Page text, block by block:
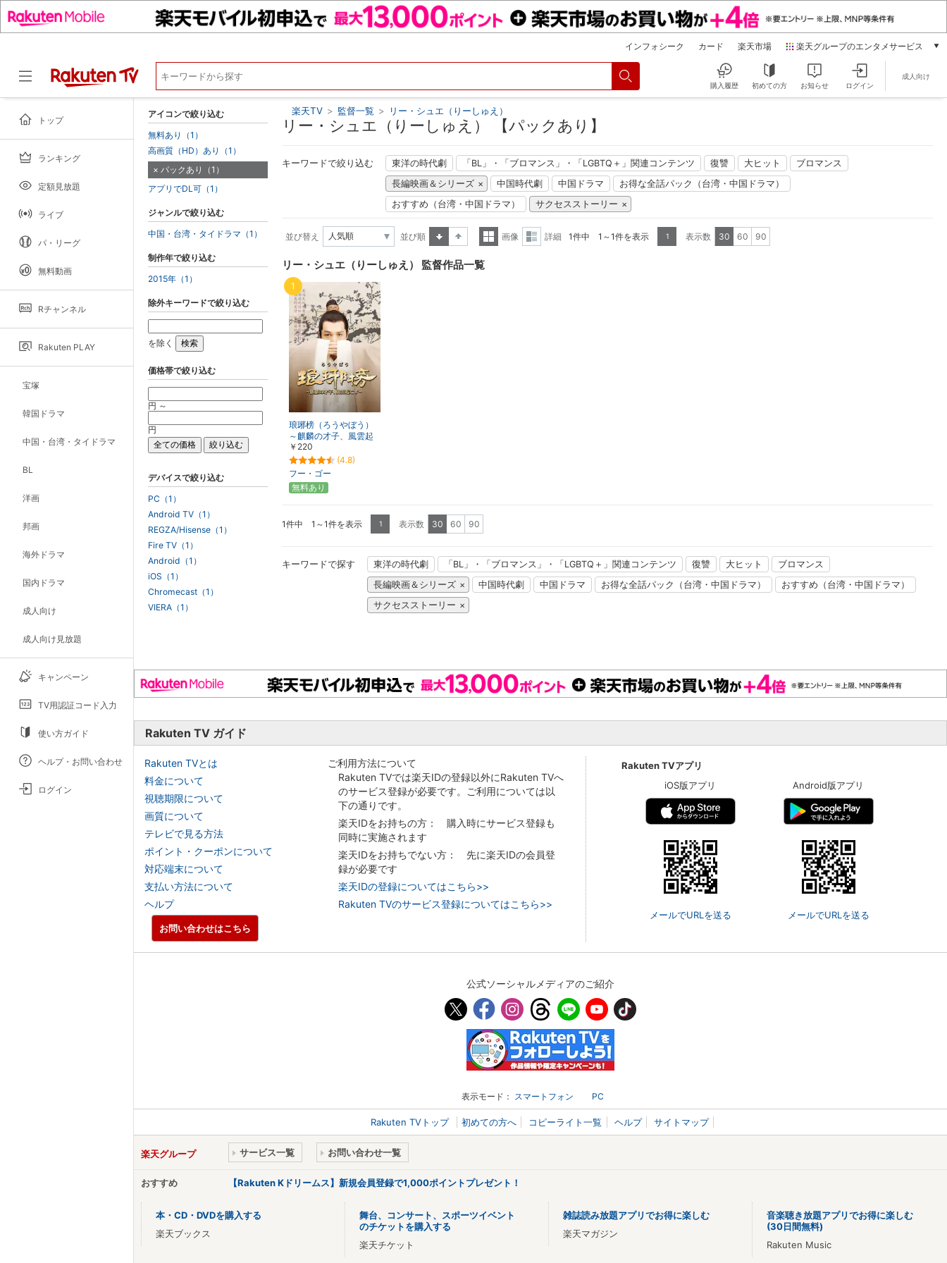
インフォシーク カード 楽天市場 楽天グループのエンタメサービス
本/ゲーム/CD/DVD
雑誌読み放題
動画配信
購入履歴 初めての方 お知らせ ログイン
成人向け
トップ
ランキング
定額見放題
ライブ
パ・リーグ
無料動画
Rチャンネル
Rakuten PLAY
宝塚
韓国ドラマ
中国・台湾・タイドラマ
BL
洋画
邦画
海外ドラマ
国内ドラマ
成人向け
成人向け見放題
キャンペーン
TV用認証コード入力
使い方ガイド
ヘルプ・お問い合わせ
ログイン
楽天TV > 監督一覧 > リー・シュエ（りーしゅえ）
リー・シュエ（りーしゅえ） 【パックあり】
キーワードで絞り込む 東洋の時代劇 「BL」・「ブロマンス」・「LGBTQ＋」関連コンテンツ 復讐 大ヒット
ブロマンス
長編映画＆シリーズ
中国時代劇 中国ドラマ
お得な全話パック（台湾・中国ドラマ）
おすすめ（台湾・中国ドラマ）
サクセスストーリー
並び替え
並び順
表示
画像
詳細 1件中 1～1件を表示 1 表示数 30 60 90
リー・シュエ（りーしゅえ） 監督作品一覧
琅琊榜（ろうやぼう）
～麒麟の才子、風雲起
こす～
￥220
(4.8)
フー・ゴー
1
無料あり
1件中 1～1件を表示 1 表示数 30 60 90
キーワードで探す 東洋の時代劇 「BL」・「ブロマンス」・「LGBTQ＋」関連コンテンツ 復讐 大ヒット
ブロマンス
長編映画＆シリーズ
中国時代劇 中国ドラマ お得な全話パック（台湾・中国ドラマ）
おすすめ（台湾・中国ドラマ）
サクセスストーリー
アイコンで絞り込む
無料あり（1）
高画質（HD）あり（1）
パックあり（1）
アプリでDL可（1）
ジャンルで絞り込む
中国・台湾・タイドラマ（1）
制作年で絞り込む
2015年（1）
除外キーワードで絞り込む
を除く
価格帯で絞り込む
円 ～
円
デバイスで絞り込む
PC（1）
Android TV（1）
REGZA/Hisense（1）
Fire TV（1）
Android（1）
iOS（1）
Chromecast（1）
VIERA（1）
Rakuten TV ガイド
Rakuten TVとは
料金について
視聴期限について
画質について
テレビで見る方法
ポイント・クーポンについて
対応端末について
支払い方法について
ヘルプ
ご利用方法について
Rakuten TVでは楽天IDの登録以外にRakuten TVへ
のサービス登録が必要です。ご利用については以
下の通りです。
楽天IDをお持ちの方： 購入時にサービス登録も
同時に実施されます
楽天IDをお持ちでない方： 先に楽天IDの会員登
録が必要です
楽天IDの登録についてはこちら>>
Rakuten TVのサービス登録についてはこちら>>
Rakuten TVアプリ
iOS版アプリ
メールでURLを送る
Android版アプリ
メールでURLを送る
お問い合わせはこちら
公式ソーシャルメディアのご紹介
表示モード： スマートフォン PC
Rakuten TVトップ 初めての方へ コピーライト一覧 ヘルプ サイトマップ
楽天グループ サービス一覧 お問い合わせ一覧
おすすめ 【Rakuten Kドリームス】新規会員登録で1,000ポイントプレゼント！
本・CD・DVDを購入する
楽天ブックス
舞台、コンサート、スポーツイベント
のチケットを購入する
楽天チケット
雑誌読み放題アプリでお得に楽しむ
楽天マガジン
音楽聴き放題アプリでお得に楽しむ
(30日間無料)
Rakuten Music